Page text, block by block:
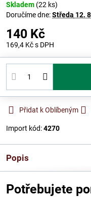
Skladem (22 ks)
Doručíme dne:Středa 12.
140 Kč
169,4 Kčs DPH
Přidat k Oblíbeným
Import kód:4270
Popis
Potřebujete